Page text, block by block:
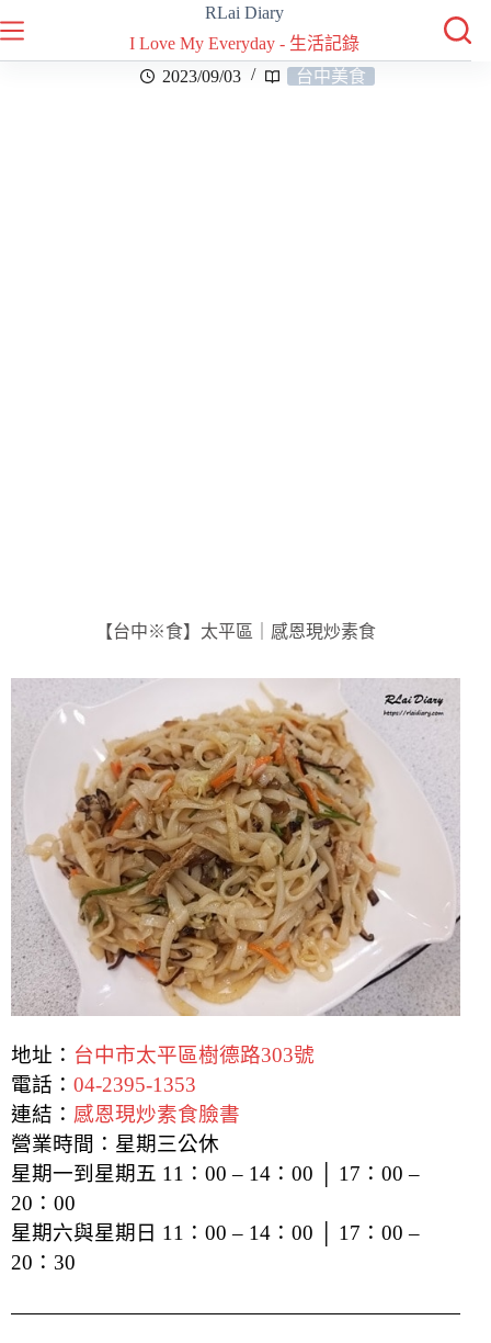
RLai Diary
I Love My Everyday - 生活記錄
2023/09/03
台中美食
【台中※食】太平區｜感恩現炒素食
地址： 台中市太平區樹德路303號
電話： 04-2395-1353
連結： 感恩現炒素食臉書
營業時間：星期三公休
星期一到星期五 11：00 – 14：00 │ 17：00 –
20：00
星期六與星期日 11：00 – 14：00 │ 17：00 –
20：30